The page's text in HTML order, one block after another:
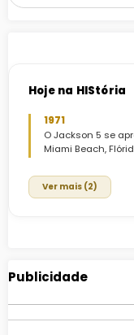
Hoje na HIStória
1971
O Jackson 5 se
Miami Beach,
Ver mais (2)
Publicidade